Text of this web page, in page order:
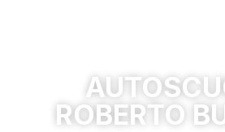
ROBERTO